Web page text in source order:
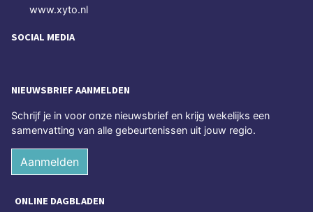
www.xyto.nl
SOCIAL MEDIA
NIEUWSBRIEF AANMELDEN
Schrijf je in voor onze nieuwsbrief en krijg wekelijks een
samenvatting van alle gebeurtenissen uit jouw regio.
Aanmelden
ONLINE DAGBLADEN